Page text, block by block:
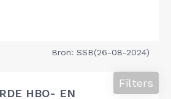
Bron: SSB(26-08-2024)
HBO- EN
Filters